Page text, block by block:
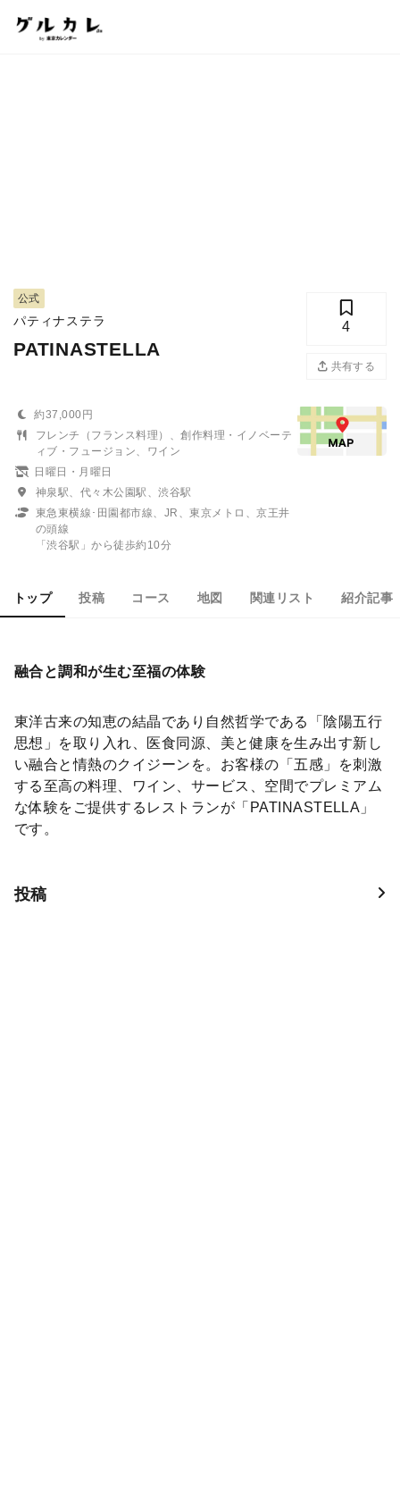
公式
パティナステラ
PATINASTELLA
4
共有する
約37,000円
フレンチ（フランス料理）、創作料理・イノベーテ
ィブ・フュージョン、ワイン
日曜日・月曜日
神泉駅、代々木公園駅、渋谷駅
東急東横線･田園都市線、JR、東京メトロ、京王井
の頭線
「渋谷駅」から徒歩約10分
トップ 投稿 コース 地図 関連リスト 紹介記事
融合と調和が生む至福の体験
東洋古来の知恵の結晶であり自然哲学である「陰陽五行
思想」を取り入れ、医食同源、美と健康を生み出す新し
い融合と情熱のクイジーンを。お客様の「五感」を刺激
する至高の料理、ワイン、サービス、空間でプレミアム
な体験をご提供するレストランが「PATINASTELLA」
です。
投稿